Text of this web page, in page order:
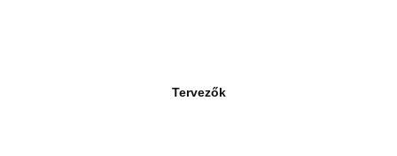
Tervezők